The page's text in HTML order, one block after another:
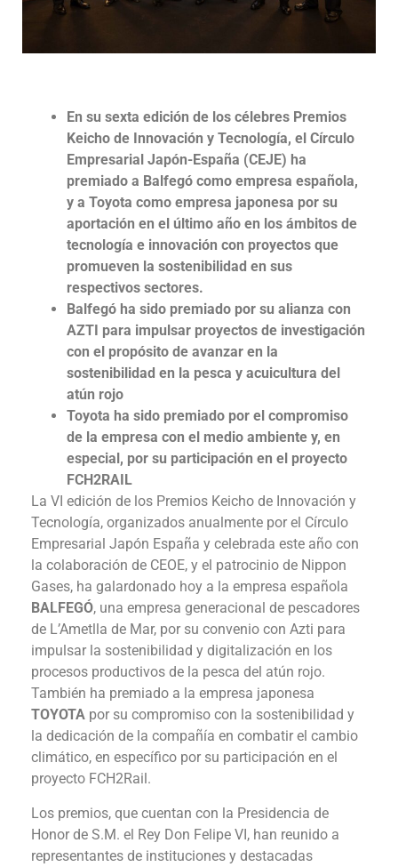
En su sexta edición de los célebres Premios
Keicho de Innovación y Tecnología, el Círculo
Empresarial Japón-España (CEJE) ha
premiado a Balfegó como empresa española,
y a Toyota como empresa japonesa por su
aportación en el último año en los ámbitos de
tecnología e innovación con proyectos que
promueven la sostenibilidad en sus
respectivos sectores.
Balfegó ha sido premiado por su alianza con
AZTI para impulsar proyectos de investigación
con el propósito de avanzar en la
sostenibilidad en la pesca y acuicultura del
atún rojo
Toyota ha sido premiado por el compromiso
de la empresa con el medio ambiente y, en
especial, por su participación en el proyecto
FCH2RAIL
La VI edición de los Premios Keicho de Innovación y
Tecnología, organizados anualmente por el Círculo
Empresarial Japón España y celebrada este año con
la colaboración de CEOE, y el patrocinio de Nippon
Gases, ha galardonado hoy a la empresa española
BALFEGÓ, una empresa generacional de pescadores
de L’Ametlla de Mar, por su convenio con Azti para
impulsar la sostenibilidad y digitalización en los
procesos productivos de la pesca del atún rojo.
También ha premiado a la empresa japonesa
TOYOTA por su compromiso con la sostenibilidad y
la dedicación de la compañía en combatir el cambio
climático, en específico por su participación en el
proyecto FCH2Rail.
Los premios, que cuentan con la Presidencia de
Honor de S.M. el Rey Don Felipe VI, han reunido a
representantes de instituciones y destacadas